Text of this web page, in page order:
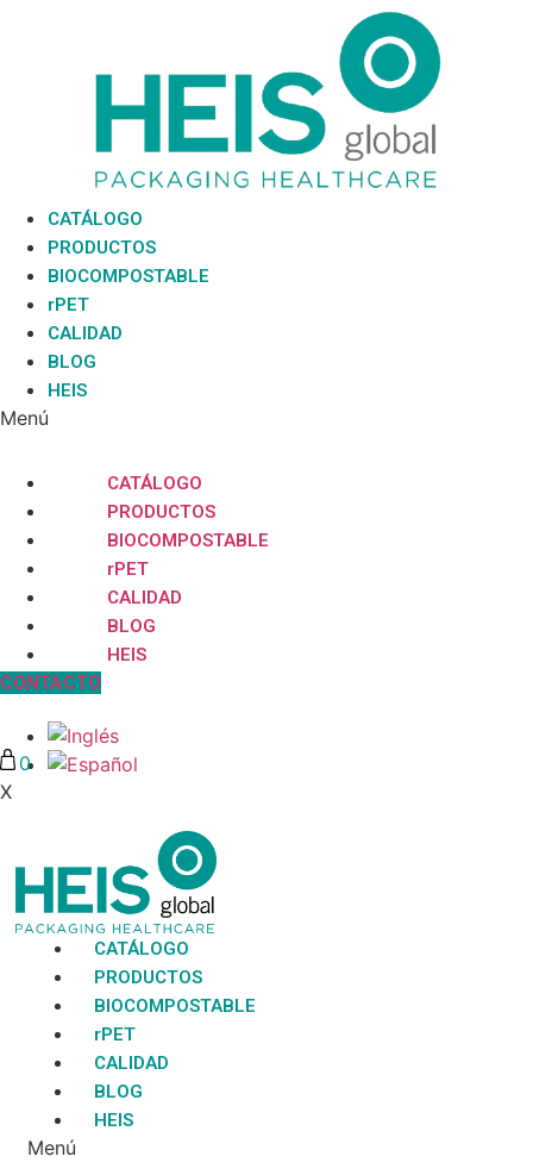
CATÁLOGO
PRODUCTOS
BIOCOMPOSTABLE
rPET
CALIDAD
BLOG
HEIS
Menú
CATÁLOGO
PRODUCTOS
BIOCOMPOSTABLE
rPET
CALIDAD
BLOG
HEIS
CONTACTO
0
X
CATÁLOGO
PRODUCTOS
BIOCOMPOSTABLE
rPET
CALIDAD
BLOG
HEIS
Menú